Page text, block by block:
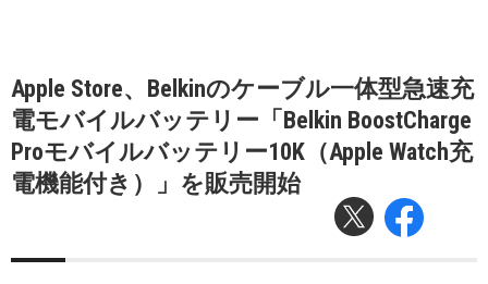
Apple Store、Belkinのケーブル一体型急速充
電モバイルバッテリー「Belkin BoostCharge
Proモバイルバッテリー10K（Apple Watch充
電機能付き）」を販売開始